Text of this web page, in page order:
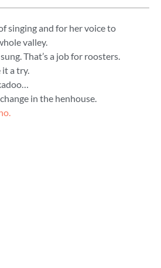
singing and for her voice to
valley.
That’s a job for roosters.
it a try.
in the henhouse.